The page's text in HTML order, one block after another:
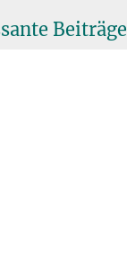
Beiträge